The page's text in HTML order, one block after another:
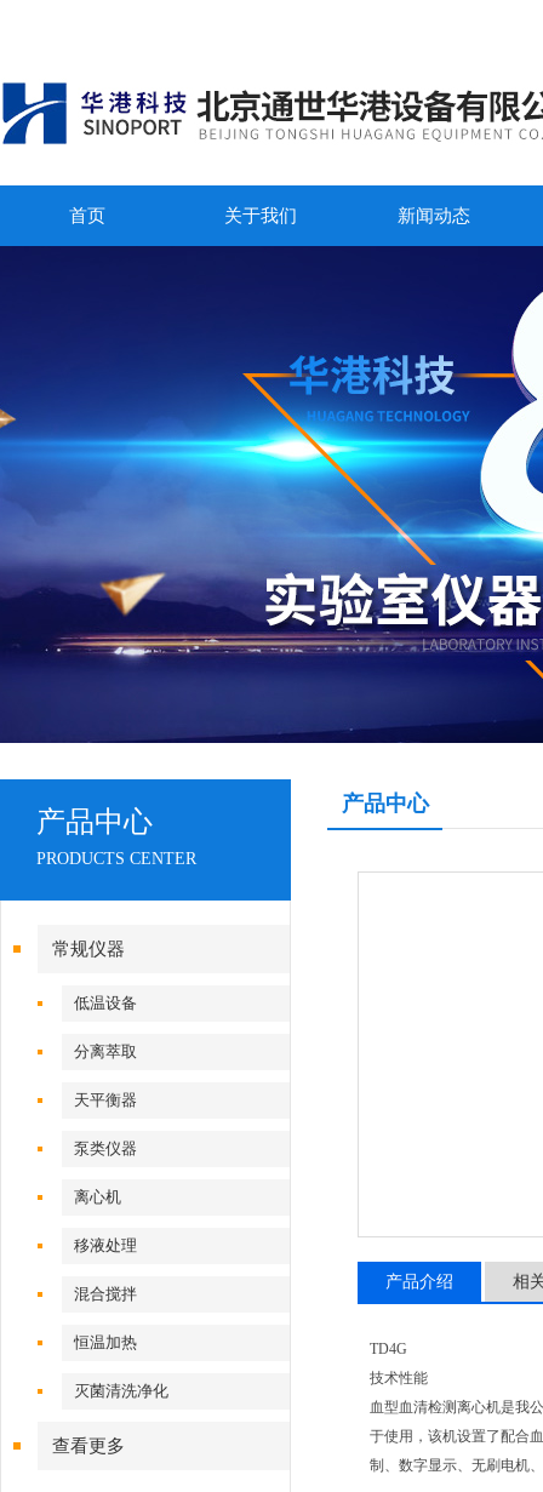
首页 关于我们 新闻动态
产品中心
PRODUCTS CENTER
常规仪器
低温设备
分离萃取
天平衡器
泵类仪器
离心机
移液处理
混合搅拌
恒温加热
灭菌清洗净化
查看更多
产品中心
产品介绍 相
TD4G
技术性能
血型血清检测离心机是我
于使用，该机设置了配合
制、数字显示、无刷电机